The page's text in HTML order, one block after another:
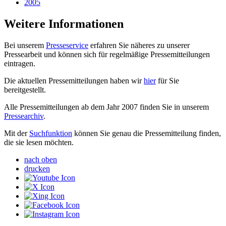
2005
Weitere Informationen
Bei unserem Presseservice erfahren Sie näheres zu unserer
Pressearbeit und können sich für regelmäßige Pressemitteilungen
eintragen.
Die aktuellen Pressemitteilungen haben wirhierfür Sie
bereitgestellt.
Alle Pressemitteilungen ab dem Jahr 2007 finden Sie in unserem
Pressearchiv.
Mit der Suchfunktion können Sie genau die Pressemitteilung finden,
die sie lesen möchten.
nach oben
drucken